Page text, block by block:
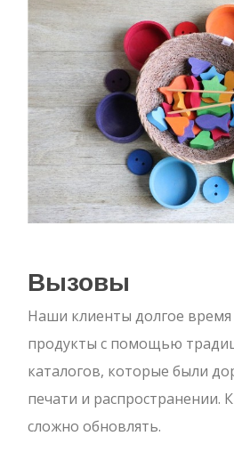
Вызовы
Наши клиенты долгое время
продукты с помощью
каталогов, которые были
печати и распространении.
сложно обновлять.